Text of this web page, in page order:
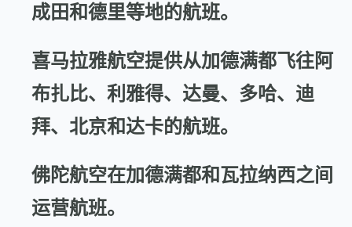
成田和德里等地的航班。
喜马拉雅航空提供从加德满都飞往阿
布扎比、利雅得、达曼、多哈、迪
拜、北京和达卡的航班。
佛陀航空在加德满都和瓦拉纳西之间
运营航班。